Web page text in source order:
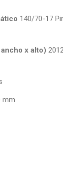
140/70-17
x alto)
mm